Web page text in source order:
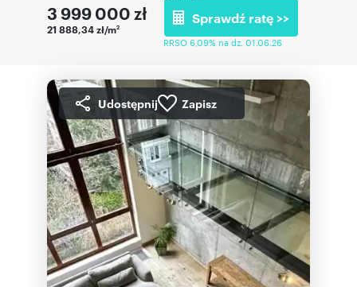
3 999 000 zł
21 888,34 zł/m2
Sprawdź ratę >>
RRSO 6,09% na dz. 01.06.26
Udostępnij Zapisz